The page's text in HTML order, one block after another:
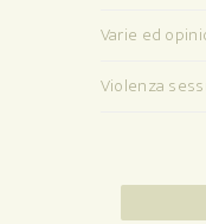
Varie ed
Violenza